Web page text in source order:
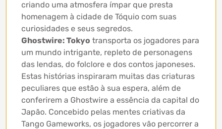
criando uma atmosfera ímpar que presta
homenagem à cidade de Tóquio com suas
curiosidades e seus segredos.
Ghostwire: Tokyo transporta os jogadores para
um mundo intrigante, repleto de personagens
das lendas, do folclore e dos contos japoneses.
Estas histórias inspiraram muitas das criaturas
peculiares que estão à sua espera, além de
conferirem a Ghostwire a essência da capital do
Japão. Concebido pelas mentes criativas da
Tango Gameworks, os jogadores vão percorrer a